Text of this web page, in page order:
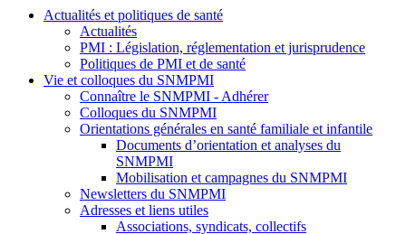
Actualités et politiques de santé
Actualités
PMI : Législation, réglementation et jurisprudence
Politiques de PMI et de santé
Vie et colloques du SNMPMI
Connaître le SNMPMI - Adhérer
Colloques du SNMPMI
Orientations générales en santé familiale et infantile
Documents d’orientation et analyses du
SNMPMI
Mobilisation et campagnes du SNMPMI
Newsletters du SNMPMI
Adresses et liens utiles
Associations, syndicats, collectifs